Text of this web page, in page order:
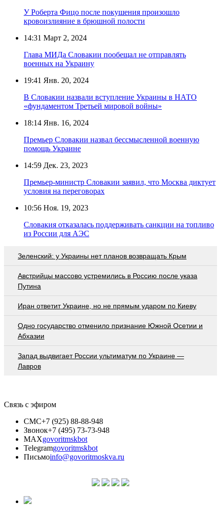
У Роберта Фицо после покушения произошло
кровоизлияние в брюшной полости
14:31 Март 2, 2024
Глава МИДа Словакии пообещал не отправлять
военных на Украину
19:41 Янв. 20, 2024
В Словакии назвали вступление Украины в НАТО
«фундаментом Третьей мировой войны»
18:14 Янв. 16, 2024
Премьер Словакии назвал бессмысленной военную
помощь Украине
14:59 Дек. 23, 2023
Премьер-министр Словакии заявил, что Москва диктует
условия на переговорах
10:56 Ноя. 19, 2023
Словакия отказалась поддерживать санкции на топливо
из России для АЭС
Зеленский: у Украины нет планов возвращать Крым
Австрийцы массово устремились в Россию после указа
Путина
Иран ответит Украине, но не прямым ударом по Киеву
Одно государство отменило признание Южной Осетии и
Абхазии
Запад выдвигает России ультиматум по Украине —
Лавров
Связь с эфиром
СМС+7 (925) 88-88-948
Звонок+7 (495) 73-73-948
MAXgovoritmskbot
Telegramgovoritmskbot
Письмоinfo@govoritmoskva.ru